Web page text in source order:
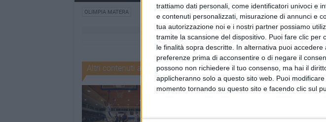
trattiamo dati personali, come identificatori univoci e
e contenuti personalizzati, misurazione di annunci e
tua autorizzazione noi e i nostri partner possiamo
tramite la scansione del dispositivo. Puoi fare clic
le finalità sopra descritte. In alternativa puoi
preferenze prima di acconsentire o di negare il
possono non richiedere il tuo consenso, ma hai il
applicheranno solo a questo sito web. Puoi
momento tornando su questo sito e facendo clic sul
OLIMPIA MATERA
Altri contenuti a tema